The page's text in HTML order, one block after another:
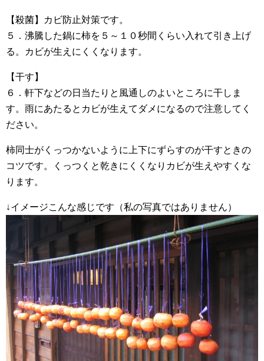
【殺菌】カビ防止対策です。
５．沸騰した鍋に柿を５～１０秒間くらい入れて引き上げ
る。カビが生えにくくなります。
【干す】
６．軒下などの日当たりと風通しのよいところに干しま
す。雨にあたるとカビが生えてダメになるので注意してく
ださい。
柿同士がくっつかないように上下にずらすのが干すときの
コツです。くっつくと乾きにくくなりカビが生えやすくな
ります。
↓イメージこんな感じです（私の写真ではありません）